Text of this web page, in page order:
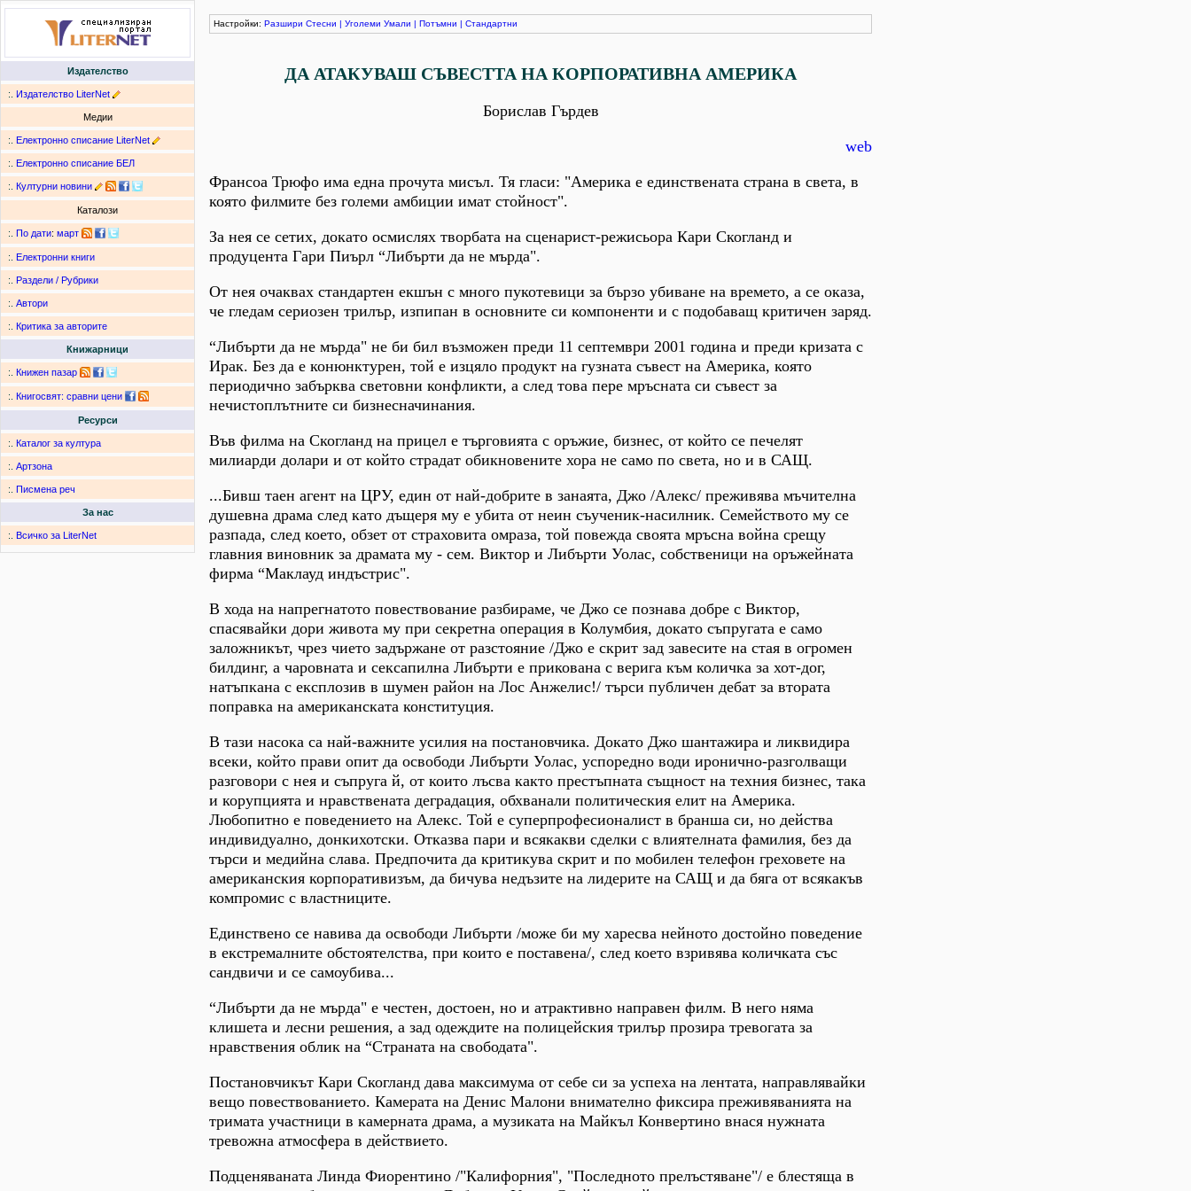
Издателство
:. Издателство LiterNet
Медии
:. Електронно списание LiterNet
:. Електронно списание БЕЛ
:. Културни новини
Каталози
:. По дати: март
:. Електронни книги
:. Раздели / Рубрики
:. Автори
:. Критика за авторите
Книжарници
:. Книжен пазар
:. Книгосвят: сравни цени
Ресурси
:. Каталог за култура
:. Артзона
:. Писмена реч
За нас
:. Всичко за LiterNet
Настройки: Разшири Стесни | Уголеми Умали | Потъмни | Стандартни
ДА АТАКУВАШ СЪВЕСТТА НА КОРПОРАТИВНА АМЕРИКА
Борислав Гърдев
web
Франсоа Трюфо има една прочута мисъл. Тя гласи: "Америка е единствената страна в света, в
която филмите без големи амбиции имат стойност".
За нея се сетих, докато осмислях творбата на сценарист-режисьора Кари Скогланд и
продуцента Гари Пиърл “Либърти да не мърда".
От нея очаквах стандартен екшън с много пукотевици за бързо убиване на времето, а се оказа,
че гледам сериозен трилър, изпипан в основните си компоненти и с подобаващ критичен заряд.
“Либърти да не мърда" не би бил възможен преди 11 септември 2001 година и преди кризата с
Ирак. Без да е конюнктурен, той е изцяло продукт на гузната съвест на Америка, която
периодично забърква световни конфликти, а след това пере мръсната си съвест за
нечистоплътните си бизнесначинания.
Във филма на Скогланд на прицел е търговията с оръжие, бизнес, от който се печелят
милиарди долари и от който страдат обикновените хора не само по света, но и в САЩ.
...Бивш таен агент на ЦРУ, един от най-добрите в занаята, Джо /Алекс/ преживява мъчителна
душевна драма след като дъщеря му е убита от неин съученик-насилник. Семейството му се
разпада, след което, обзет от страховита омраза, той повежда своята мръсна война срещу
главния виновник за драмата му - сем. Виктор и Либърти Уолас, собственици на оръжейната
фирма “Маклауд индъстрис".
В хода на напрегнатото повествование разбираме, че Джо се познава добре с Виктор,
спасявайки дори живота му при секретна операция в Колумбия, докато съпругата е само
заложникът, чрез чието задържане от разстояние /Джо е скрит зад завесите на стая в огромен
билдинг, а чаровната и сексапилна Либърти е прикована с верига към количка за хот-дог,
натъпкана с експлозив в шумен район на Лос Анжелис!/ търси публичен дебат за втората
поправка на американската конституция.
В тази насока са най-важните усилия на постановчика. Докато Джо шантажира и ликвидира
всеки, който прави опит да освободи Либърти Уолас, успоредно води иронично-разголващи
разговори с нея и съпруга й, от които лъсва както престъпната същност на техния бизнес, така
и корупцията и нравствената деградация, обхванали политическия елит на Америка.
Любопитно е поведението на Алекс. Той е суперпрофесионалист в бранша си, но действа
индивидуално, донкихотски. Отказва пари и всякакви сделки с влиятелната фамилия, без да
търси и медийна слава. Предпочита да критикува скрит и по мобилен телефон греховете на
американския корпоративизъм, да бичува недъзите на лидерите на САЩ и да бяга от всякакъв
компромис с властниците.
Единствено се навива да освободи Либърти /може би му харесва нейното достойно поведение
в екстремалните обстоятелства, при които е поставена/, след което взривява количката със
сандвичи и се самоубива...
“Либърти да не мърда" е честен, достоен, но и атрактивно направен филм. В него няма
клишета и лесни решения, а зад одеждите на полицейския трилър прозира тревогата за
нравствения облик на “Страната на свободата".
Постановчикът Кари Скогланд дава максимума от себе си за успеха на лентата, направлявайки
вещо повествованието. Камерата на Денис Малони внимателно фиксира преживяванията на
тримата участници в камерната драма, а музиката на Майкъл Конвертино внася нужната
тревожна атмосфера в действието.
Подценяваната Линда Фиорентино /"Калифорния", "Последното прелъстяване"/ е блестяща в